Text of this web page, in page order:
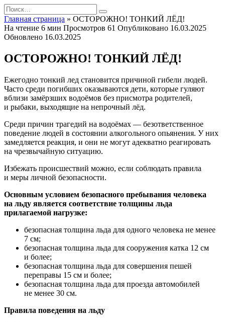
Перейти
к
содержанию
Search
for:
Главная страница » ОСТОРОЖНО! ТОНКИЙ ЛЁД!
На чтение 6 мин Просмотров 61 Опубликовано 16.03.2025
Обновлено 16.03.2025
ОСТОРОЖНО! ТОНКИЙ ЛЁД!
Ежегодно тонкий лед становится причиной гибели людей.
Часто среди погибших оказываются дети, которые гуляют
вблизи замёрзших водоёмов без присмотра родителей,
и рыбаки, выходящие на непрочный лёд.
Среди причин трагедий на водоёмах — безответственное
поведение людей в состоянии алкогольного опьянения. У них
замедляется реакция, и они не могут адекватно реагировать
на чрезвычайную ситуацию.
Избежать происшествий можно, если соблюдать правила
и меры личной безопасности.
Основным условием безопасного пребывания человека
на льду является соответствие толщины льда
прилагаемой нагрузке:
безопасная толщина льда для одного человека не менее
7 см;
безопасная толщина льда для сооружения катка 12 см
и более;
безопасная толщина льда для совершения пешей
переправы 15 см и более;
безопасная толщина льда для проезда автомобилей
не менее 30 см.
Правила поведения на льду